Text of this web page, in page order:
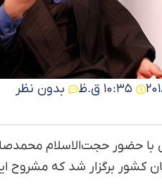
10:35 ق.ظ بدون نظر
با حضور حجت‌الاسلام
کشور برگزار شد که مشروح